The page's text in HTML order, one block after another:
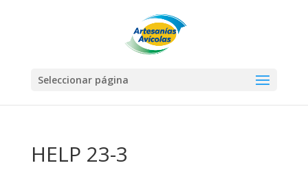
Seleccionar página
HELP 23-3